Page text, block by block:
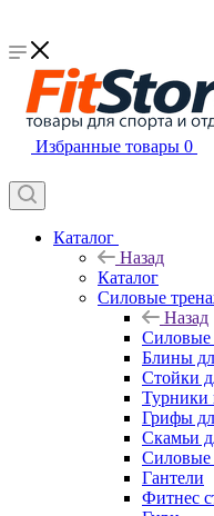
Избранные товары 0
Каталог
Назад
Каталог
Силовые
Назад
Силовые
Блины
Стойки
Турники
Грифы
Скамьи
Силовые
Гантели
Фитнес